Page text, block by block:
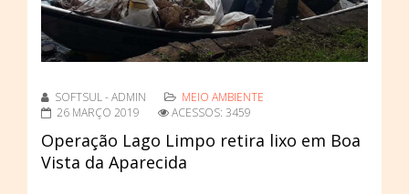
SOFTSUL - ADMIN
MEIO AMBIENTE
26 MARÇO 2019
ACESSOS: 3459
Operação Lago Limpo retira lixo em Boa
Vista da Aparecida